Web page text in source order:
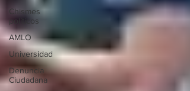
Chismes
políticos
AMLO
Universidad
Denuncia
Ciudadana